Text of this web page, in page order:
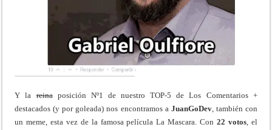
Y lareinaposición Nº1 de nuestro TOP-5 de Los Comentarios +
destacados (y por goleada) nos encontramos a JuanGoDev, también con
un meme, esta vez de la famosa película La Mascara. Con 22 votos, el